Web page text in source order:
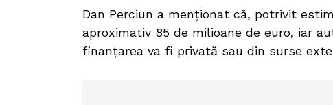
Dan Perciun a menționat că, potrivit
aproximativ 85 de milioane de euro, iar
finanțarea va fi privată sau din surse